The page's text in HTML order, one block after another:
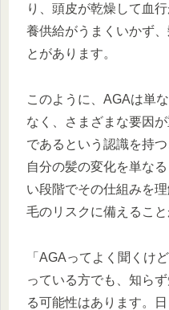
り、頭皮が乾燥して血
養供給がうまくいかず
とがあります。
このように、AGAは単
なく、さまざまな要因
であるという認識を持
自分の髪の変化を単な
い段階でその仕組みを
毛のリスクに備えること
「AGAってよく聞くけ
っている方でも、知ら
る可能性はあります。